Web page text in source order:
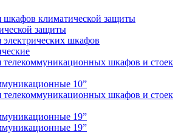
шкафов климатической защиты
защиты
электрических шкафов
телекоммуникационных шкафов и стоек
10”
телекоммуникационных шкафов и стоек
19”
19”